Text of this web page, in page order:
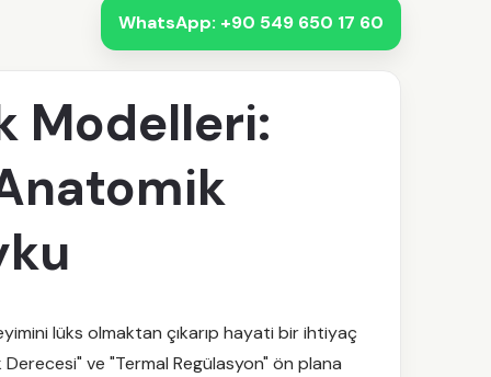
WhatsApp: +90 549 650 17 60
Modelleri:
lüks olmaktan çıkarıp hayati bir ihtiyaç
ve "Termal Regülasyon" ön plana